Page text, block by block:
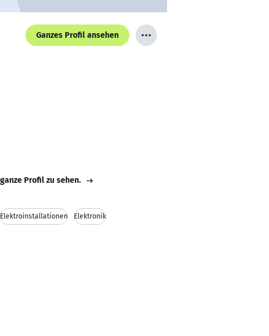
Ganzes Profil ansehen
Profil zu sehen.
Elektroinstallationen Elektronik